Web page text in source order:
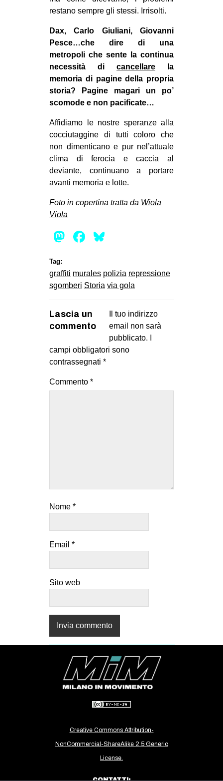
restano sempre gli stessi. Irrisolti.
Dax, Carlo Giuliani, Giovanni
Pesce…che dire di una
metropoli che sente la continua
necessità di cancellare la
memoria di pagine della propria
storia? Pagine magari un po’
scomode e non pacificate…
Affidiamo le nostre speranze alla
cocciutaggine di tutti coloro che
non dimenticano e pur nel’attuale
clima di ferocia e caccia al
deviante, continuano a portare
avanti memoria e lotte.
Foto in copertina tratta da Wiola
Viola
Mastodon
Facebook
Tag:
graffiti murales polizia repressione
sgomberi Storia via gola
Lascia un
commento
Il tuo indirizzo
email non sarà
pubblicato.
campi obbligatori sono
contrassegnati *
Commento *
Nome *
Email *
Sito web
Creative Commons Attribution-
NonCommercial-ShareAlike 2.5 Generic
License.